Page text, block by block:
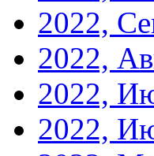
2022,
2022,
2022,
2022,